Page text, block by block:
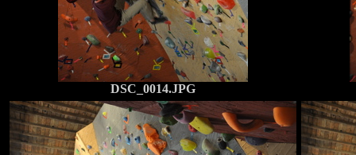
DSC_0014.JPG